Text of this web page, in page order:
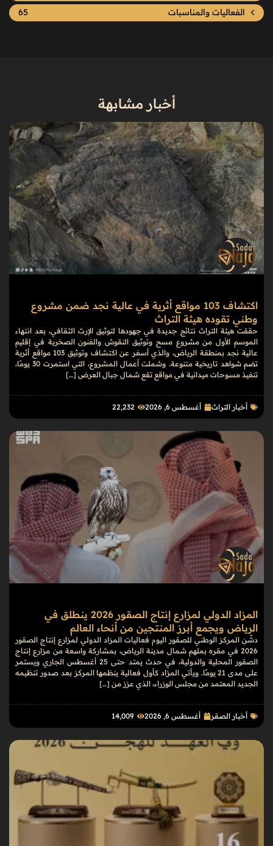
الفعاليات والمناسبات 65
أخبار مشابهة
اكتشاف 103 مواقع أثرية في عالية نجد ضمن مشروع
وطني تقوده هيئة التراث
حققت هيئة التراث نتائج جديدة في جهودها لتوثيق الإرث الثقافي، بعد انتهاء
الموسم الأول من مشروع مسح وتوثيق النقوش والفنون الصخرية في إقليم
عالية نجد بمنطقة الرياض، والذي أسفر عن اكتشاف وتوثيق 103 مواقع أثرية
تضم شواهد تاريخية متنوعة. وشملت أعمال المشروع، التي استمرت 30 يومًا،
تنفيذ مسوحات ميدانية في مواقع تقع شمال جبال العرض […]
أخبار التراث أغسطس 6, 2026 22٬232
المزاد الدولي لمزارع إنتاج الصقور 2026 ينطلق في
الرياض ويجمع أبرز المنتجين من أنحاء العالم
دشّن المركز الوطني للصقور اليوم فعاليات المزاد الدولي لمزارع إنتاج الصقور
2026 في مقره بملهم شمال مدينة الرياض، بمشاركة واسعة من مزارع إنتاج
الصقور المحلية والدولية، في حدث يمتد حتى 25 أغسطس الجاري ويستمر
على مدى 21 يومًا. ويأتي المزاد كأول فعالية ينظمها المركز بعد صدور تنظيمه
الجديد المعتمد من مجلس الوزراء، الذي عزز من […]
أخبار الصقر أغسطس 6, 2026 14٬009